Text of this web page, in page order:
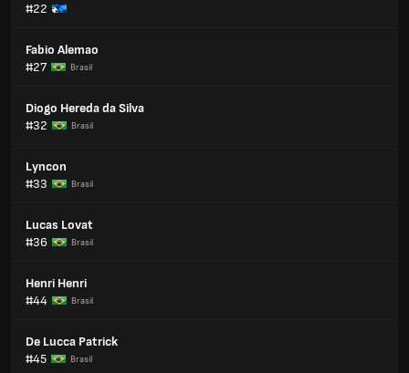
#22
Fabio Alemao
#27
Brasil
Diogo Hereda da Silva
#32
Brasil
Lyncon
#33
Brasil
Lucas Lovat
#36
Brasil
Henri Henri
#44
Brasil
De Lucca Patrick
#45
Brasil